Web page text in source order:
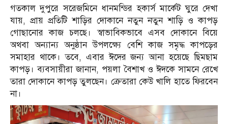
গতকাল দুপুরে সরেজমিনে ধানমন্ডির হকার্স মার্কেট ঘুরে দেখা
যায়, প্রায় প্রতিটি শাড়ির দোকানে নতুন নতুন শাড়ি ও কাপড়
গোছানোর কাজ চলছে। স্বাভাবিকভাবে এসব দোকানে বিয়ে
অথবা অন্যান্য অনুষ্ঠান উপলক্ষ্যে বেশি কাজ সমৃদ্ধ কাপড়ের
সমাহার থাকে। তবে, এবার ঈদের জন্য আনা হয়েছে ছিমছাম
কাপড়। ব্যবসায়ীরা জানান, পয়লা বৈশাখ ও ঈদকে সামনে রেখে
তারা দোকানে কাপড় তুলছেন। ক্রেতারা কেউ খালি হাতে ফিরবেন
না।